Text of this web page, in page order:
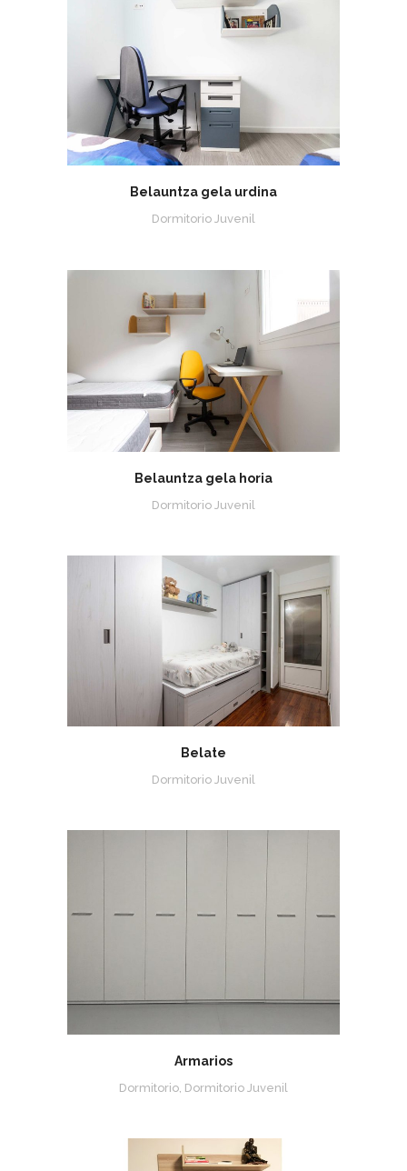
Belauntza gela urdina
Dormitorio Juvenil
Belauntza gela horia
Dormitorio Juvenil
Belate
Dormitorio Juvenil
Armarios
Dormitorio, Dormitorio Juvenil